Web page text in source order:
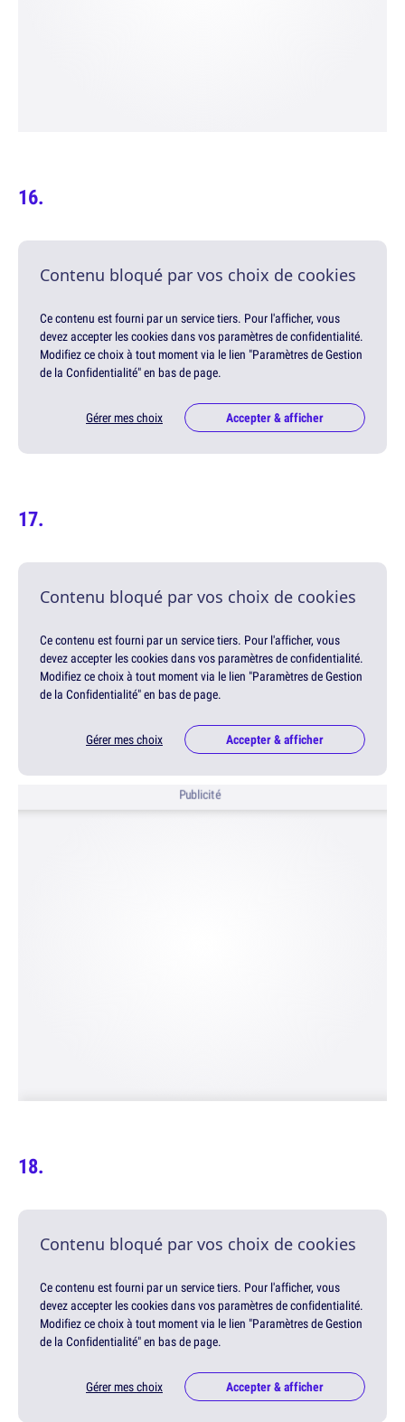
Contenu bloqué par vos choix de cookies
Ce contenu est fourni par un service tiers. Pour l'afficher, vous
devez accepter les cookies dans vos paramètres de confidentialité.
Modifiez ce choix à tout moment via le lien "Paramètres de Gestion
de la Confidentialité" en bas de page.
Gérer mes choix Accepter & afficher
Contenu bloqué par vos choix de cookies
Ce contenu est fourni par un service tiers. Pour l'afficher, vous
devez accepter les cookies dans vos paramètres de confidentialité.
Modifiez ce choix à tout moment via le lien "Paramètres de Gestion
de la Confidentialité" en bas de page.
Gérer mes choix Accepter & afficher
Publicité
Contenu bloqué par vos choix de cookies
Ce contenu est fourni par un service tiers. Pour l'afficher, vous
devez accepter les cookies dans vos paramètres de confidentialité.
Modifiez ce choix à tout moment via le lien "Paramètres de Gestion
de la Confidentialité" en bas de page.
Gérer mes choix Accepter & afficher